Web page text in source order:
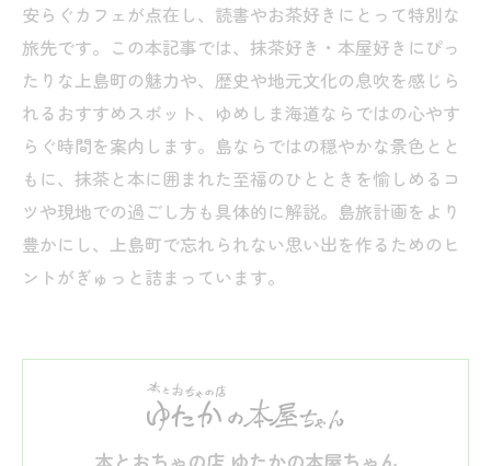
安らぐカフェが点在し、読書やお茶好きにとって特別な
旅先です。この本記事では、抹茶好き・本屋好きにぴっ
たりな上島町の魅力や、歴史や地元文化の息吹を感じら
れるおすすめスポット、ゆめしま海道ならではの心やす
らぐ時間を案内します。島ならではの穏やかな景色とと
もに、抹茶と本に囲まれた至福のひとときを愉しめるコ
ツや現地での過ごし方も具体的に解説。島旅計画をより
豊かにし、上島町で忘れられない思い出を作るためのヒ
ントがぎゅっと詰まっています。